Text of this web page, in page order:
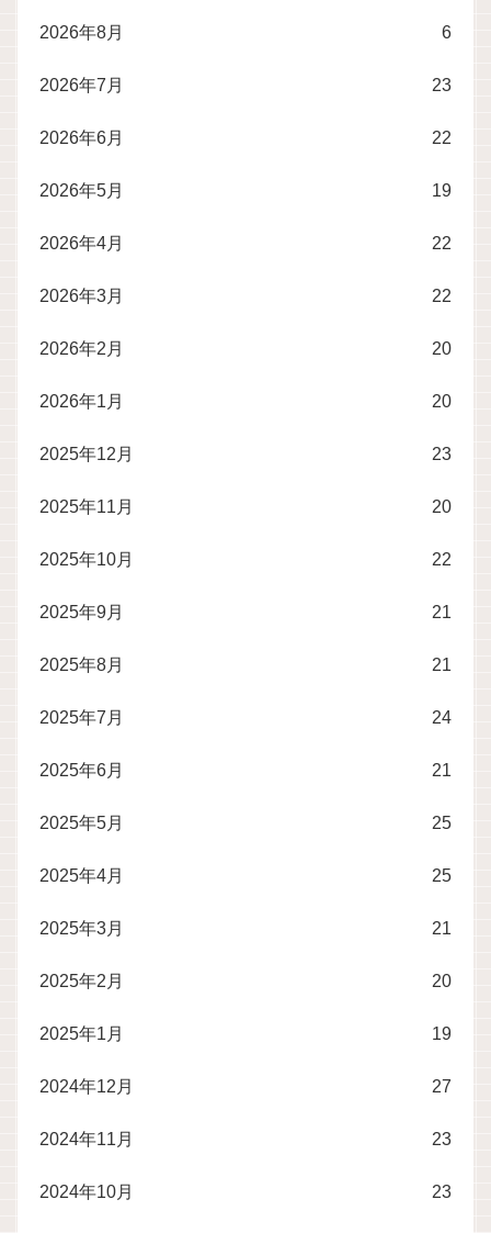
2026年8月 6
2026年7月 23
2026年6月 22
2026年5月 19
2026年4月 22
2026年3月 22
2026年2月 20
2026年1月 20
2025年12月 23
2025年11月 20
2025年10月 22
2025年9月 21
2025年8月 21
2025年7月 24
2025年6月 21
2025年5月 25
2025年4月 25
2025年3月 21
2025年2月 20
2025年1月 19
2024年12月 27
2024年11月 23
2024年10月 23